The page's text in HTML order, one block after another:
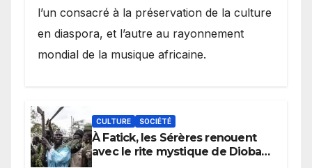
l’un consacré à la préservation de la culture
en diaspora, et l’autre au rayonnement
mondial de la musique africaine.
CULTURE SOCIÉTÉ
À Fatick, les Sérères renouent
avec le rite mystique de Diobaye